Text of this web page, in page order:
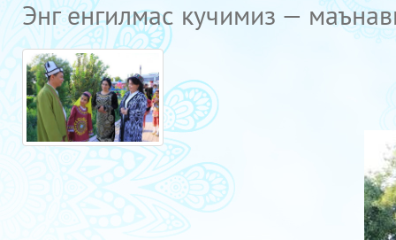
Энг енгилмас кучимиз —